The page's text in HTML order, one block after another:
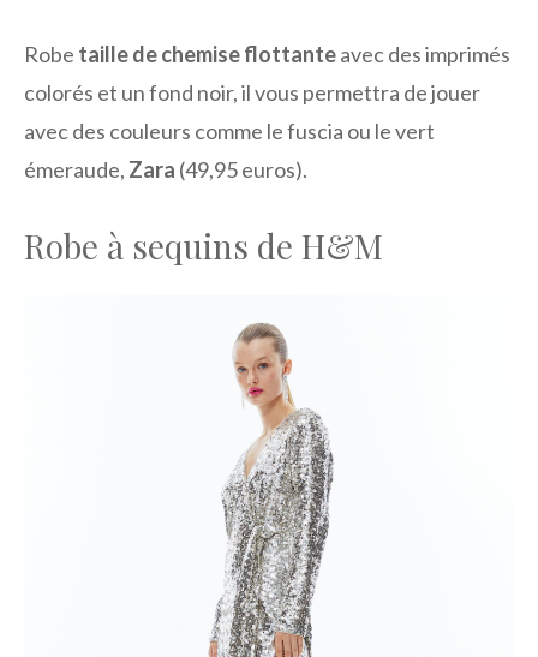
Robe taille de chemise flottanteavec des imprimés
colorés et un fond noir, il vous permettra de jouer
avec des couleurs comme le fuscia ou le vert
émeraude, Zara (49,95 euros).
Robe à sequins de H&M